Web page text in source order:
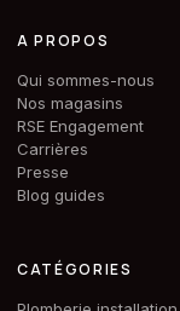
A PROPOS
Qui sommes-nous
Nos magasins
RSE Engagement
Carrières
Presse
Blog guides
CATÉGORIES